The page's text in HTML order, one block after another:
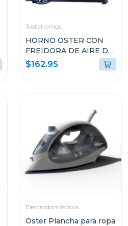
Tostahornos
HORNO OSTER CON
FREIDORA DE AIRE DE
22L CON
RECUBRIMIENTO
$162.95
Electrodomésticos
Oster Plancha para ropa